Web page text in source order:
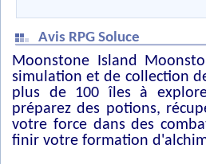
Avis RPG Soluce
Moonstone Island
simulation et de collection
plus de 100 îles à
préparez des potions,
votre force dans des
finir votre formation